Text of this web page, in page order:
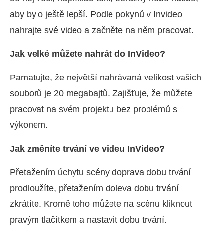
aby bylo ještě lepší. Podle pokynů v Invideo
nahrajte své video a začněte na něm pracovat.
Jak velké můžete nahrát do InVideo?
Pamatujte, že největší nahrávaná velikost vašich
souborů je 20 megabajtů. Zajišťuje, že můžete
pracovat na svém projektu bez problémů s
výkonem.
Jak změníte trvání ve videu InVideo?
Přetažením úchytu scény doprava dobu trvání
prodloužíte, přetažením doleva dobu trvání
zkrátíte. Kromě toho můžete na scénu kliknout
pravým tlačítkem a nastavit dobu trvání.